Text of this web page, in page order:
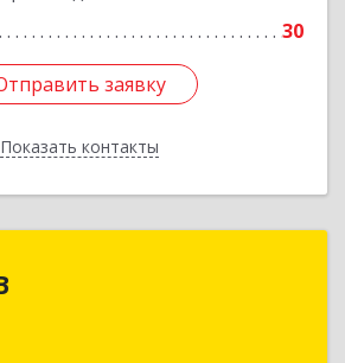
30
заявку
Показать контакты
заявку
Назад
Хабаровский край, Хабаровск г,